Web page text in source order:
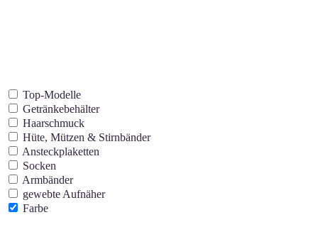
Top-Modelle
Getränkebehälter
Haarschmuck
Hüte, Mützen & Stirnbänder
Ansteckplaketten
Socken
Armbänder
gewebte Aufnäher
Farbe